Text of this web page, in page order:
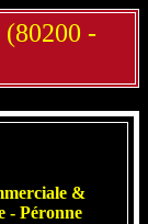
(80200 -
&
- Péronne